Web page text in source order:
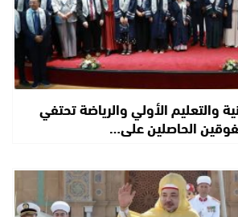
والتعليم الأولي والرياضة تحتفي
الحاصلين على…